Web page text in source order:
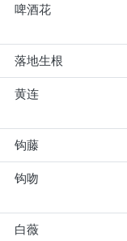
啤酒花
落地生根
黄连
钩藤
钩吻
白薇